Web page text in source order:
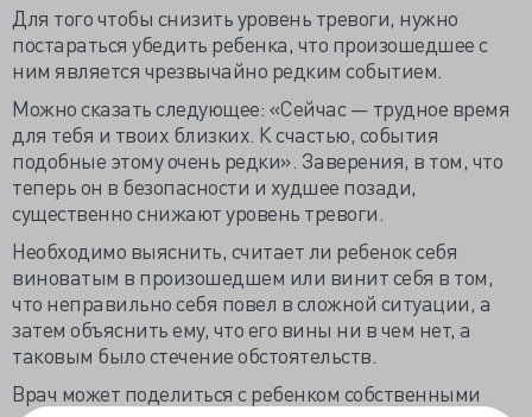
Для того чтобы снизить уровень тревоги, нужно
постараться убедить ребенка, что произошедшее с
ним является чрезвычайно редким событием.
Можно сказать следующее: «Сейчас — трудное время
для тебя и твоих близких. К счастью, события
подобные этому очень редки». Заверения, в том, что
теперь он в безопасности и худшее позади,
существенно снижают уровень тревоги.
Необходимо выяснить, считает ли ребенок себя
виноватым в произошедшем или винит себя в том,
что неправильно себя повел в сложной ситуации, а
затем объяснить ему, что его вины ни в чем нет, а
таковым было стечение обстоятельств.
Врач может поделиться с ребенком собственными